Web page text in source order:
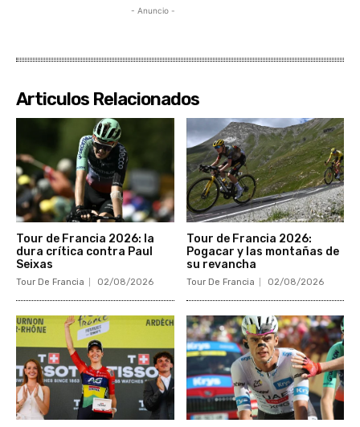
- Anuncio -
Articulos Relacionados
Tour de Francia 2026: la
dura crítica contra Paul
Seixas
Tour De Francia 02/08/2026
Tour de Francia 2026:
Pogacar y las montañas de
su revancha
Tour De Francia 02/08/2026